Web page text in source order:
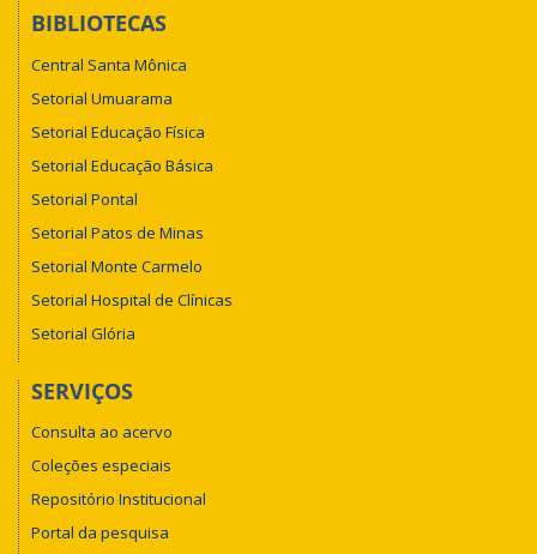
BIBLIOTECAS
Central Santa Mônica
Setorial Umuarama
Setorial Educação Física
Setorial Educação Básica
Setorial Pontal
Setorial Patos de Minas
Setorial Monte Carmelo
Setorial Hospital de Clínicas
Setorial Glória
SERVIÇOS
Consulta ao acervo
Coleções especiais
Repositório Institucional
Portal da pesquisa